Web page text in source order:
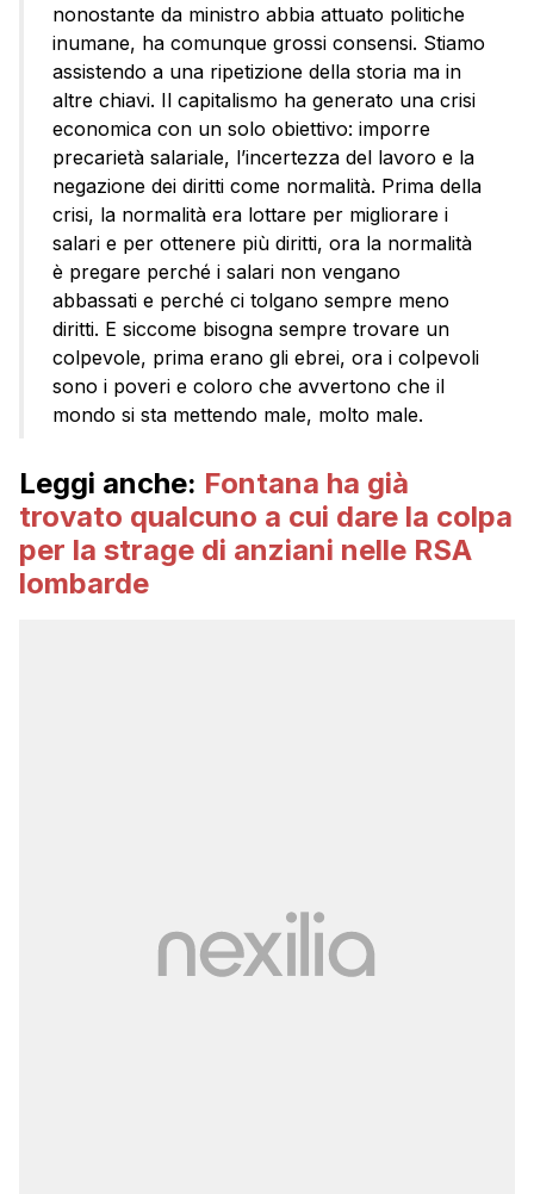
nonostante da ministro abbia attuato politiche
inumane, ha comunque grossi consensi. Stiamo
assistendo a una ripetizione della storia ma in
altre chiavi. Il capitalismo ha generato una crisi
economica con un solo obiettivo: imporre
precarietà salariale, l’incertezza del lavoro e la
negazione dei diritti come normalità. Prima della
crisi, la normalità era lottare per migliorare i
salari e per ottenere più diritti, ora la normalità
è pregare perché i salari non vengano
abbassati e perché ci tolgano sempre meno
diritti. E siccome bisogna sempre trovare un
colpevole, prima erano gli ebrei, ora i colpevoli
sono i poveri e coloro che avvertono che il
mondo si sta mettendo male, molto male.
Leggi anche: Fontana ha già
trovato qualcuno a cui dare la colpa
per la strage di anziani nelle RSA
lombarde